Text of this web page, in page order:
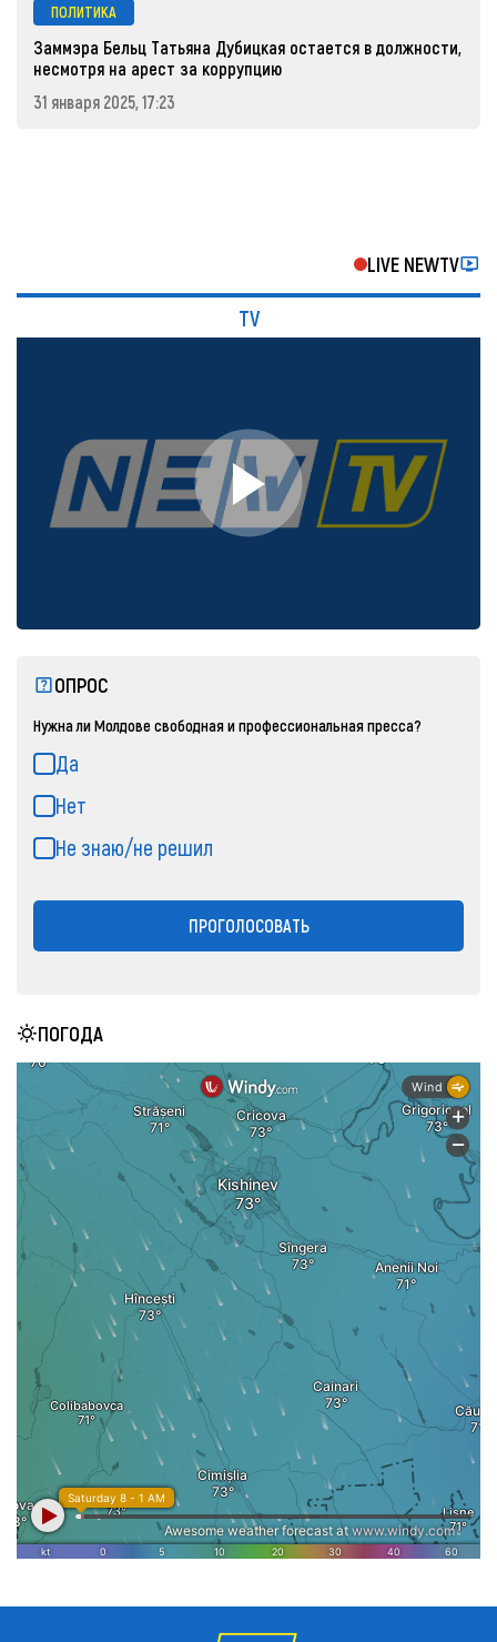
ПОЛИТИКА
Заммэра Бельц Татьяна Дубицкая остается в должности,
несмотря на арест за коррупцию
31 января 2025, 17:23
LIVE NEWTV
TV
ОПРОС
Нужна ли Молдове свободная и профессиональная пресса?
Да
Нет
Не знаю/не решил
ПРОГОЛОСОВАТЬ
ПОГОДА